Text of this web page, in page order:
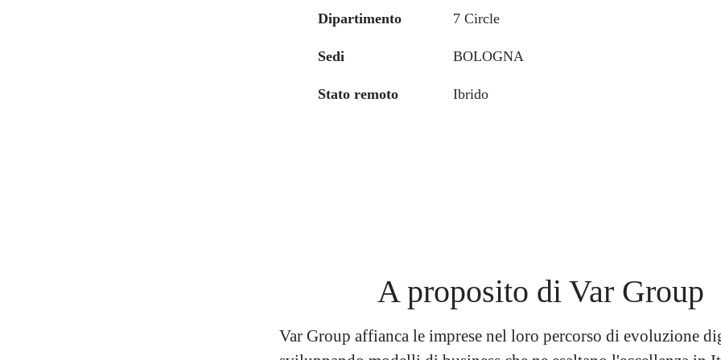
Dipartimento 7 Circle
Sedi BOLOGNA
Stato remoto Ibrido
A proposito di Var Group
Var Group affianca le imprese nel loro percorso di evoluzione